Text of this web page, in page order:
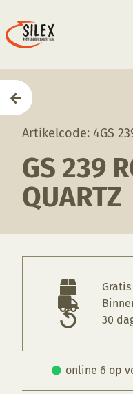
Artikelcode: 4GS
GS 239
QUARTZ
30
online 6 op